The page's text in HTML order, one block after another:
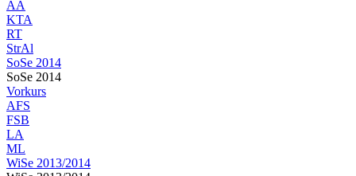
AA
KTA
RT
StrAl
SoSe 2014
SoSe 2014
Vorkurs
AFS
FSB
LA
ML
WiSe 2013/2014